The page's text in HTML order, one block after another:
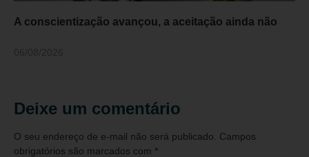
A conscientização avançou, a aceitação ainda não
Deixe um comentário
O seu endereço de e-mail não será publicado.
Campos
obrigatórios são marcados com *